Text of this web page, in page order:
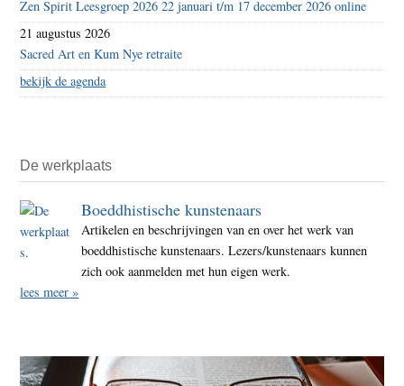
Zen Spirit Leesgroep 2026 22 januari t/m 17 december 2026 online
21 augustus 2026
Sacred Art en Kum Nye retraite
bekijk de agenda
De werkplaats
Boeddhistische kunstenaars
Artikelen en beschrijvingen van en over het werk van
boeddhistische kunstenaars. Lezers/kunstenaars kunnen
zich ook aanmelden met hun eigen werk.
lees meer »